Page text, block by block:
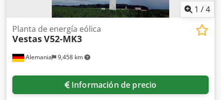
1 /4
Alemania 9,458 km
Planta de energía eólica
VestasV52-MK3
Información de precio